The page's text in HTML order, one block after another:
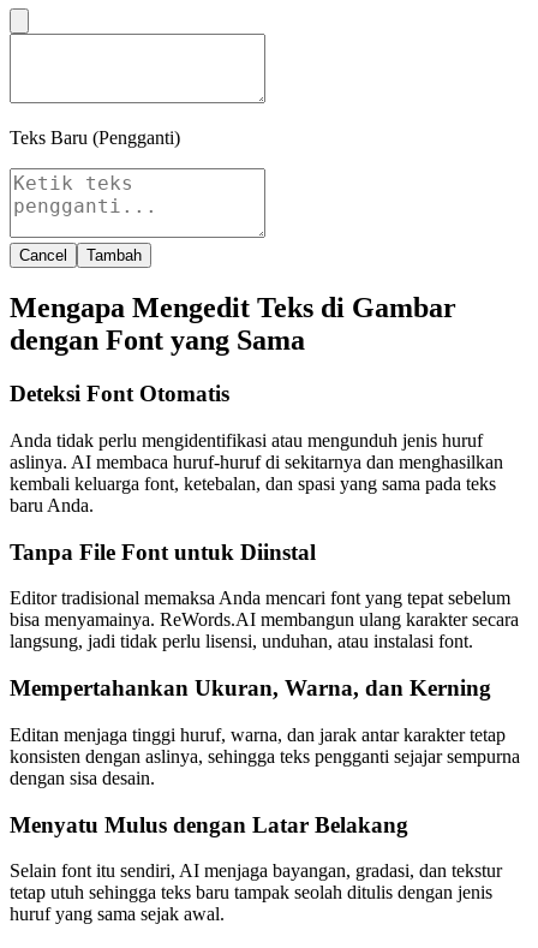
Teks Baru (Pengganti)
Cancel Tambah
Mengapa Mengedit Teks di Gambar
dengan Font yang Sama
Deteksi Font Otomatis
Anda tidak perlu mengidentifikasi atau mengunduh jenis huruf
aslinya. AI membaca huruf-huruf di sekitarnya dan menghasilkan
kembali keluarga font, ketebalan, dan spasi yang sama pada teks
baru Anda.
Tanpa File Font untuk Diinstal
Editor tradisional memaksa Anda mencari font yang tepat sebelum
bisa menyamainya. ReWords.AI membangun ulang karakter secara
langsung, jadi tidak perlu lisensi, unduhan, atau instalasi font.
Mempertahankan Ukuran, Warna, dan Kerning
Editan menjaga tinggi huruf, warna, dan jarak antar karakter tetap
konsisten dengan aslinya, sehingga teks pengganti sejajar sempurna
dengan sisa desain.
Menyatu Mulus dengan Latar Belakang
Selain font itu sendiri, AI menjaga bayangan, gradasi, dan tekstur
tetap utuh sehingga teks baru tampak seolah ditulis dengan jenis
huruf yang sama sejak awal.